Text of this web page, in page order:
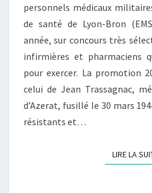
personnels médicaux
de santé de Lyon-Bron
année, sur concours très
infirmières et pharmaciens
pour exercer. La promotion
celui de Jean Trassagnac,
d’Azerat, fusillé le 30 mars
résistants et…
LIRE LA